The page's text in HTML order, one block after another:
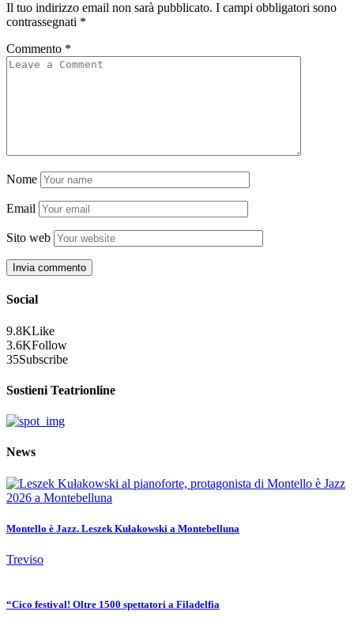
Il tuo indirizzo email non sarà pubblicato. I campi obbligatori sono
contrassegnati *
Commento *
Nome
Email
Sito web
Social
9.8KLike
3.6KFollow
35Subscribe
Sostieni Teatrionline
News
Montello è Jazz. Leszek Kułakowski a Montebelluna
Treviso
“Cico festival! Oltre 1500 spettatori a Filadelfia